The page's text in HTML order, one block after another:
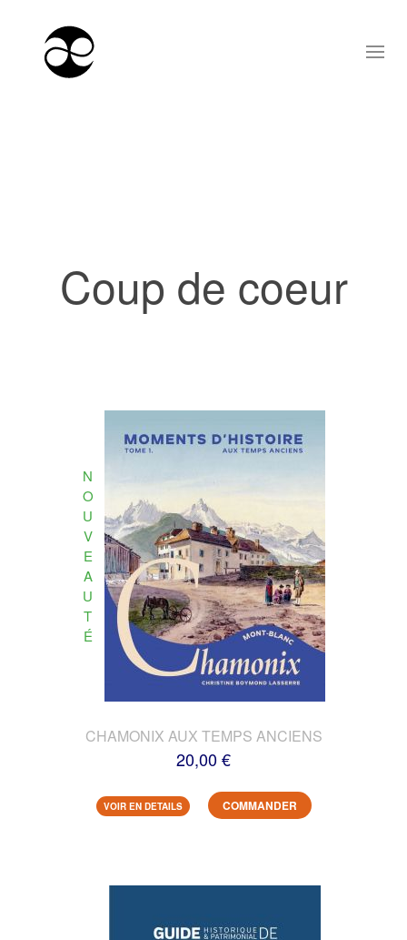
Coup de coeur
N
O
U
V
E
A
U
T
É
CHAMONIX AUX TEMPS ANCIENS
20,00 €
VOIR EN DETAILS COMMANDER